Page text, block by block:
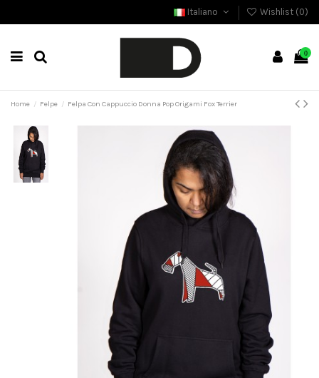
Italiano Wishlist (0)
0
Home Felpe Felpa Con Cappuccio Donna Pop Origami Fox Terrier